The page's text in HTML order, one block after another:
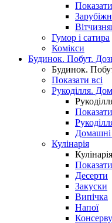
Показати
Гумор і сатира
Комікси
Будинок. Побут.
Будинок.
Показати всі
Рукоділля.
Показати
Домашні
Кулінарія
Кулінарія
Показати
Десерти
Закуски
Випічка
Напої